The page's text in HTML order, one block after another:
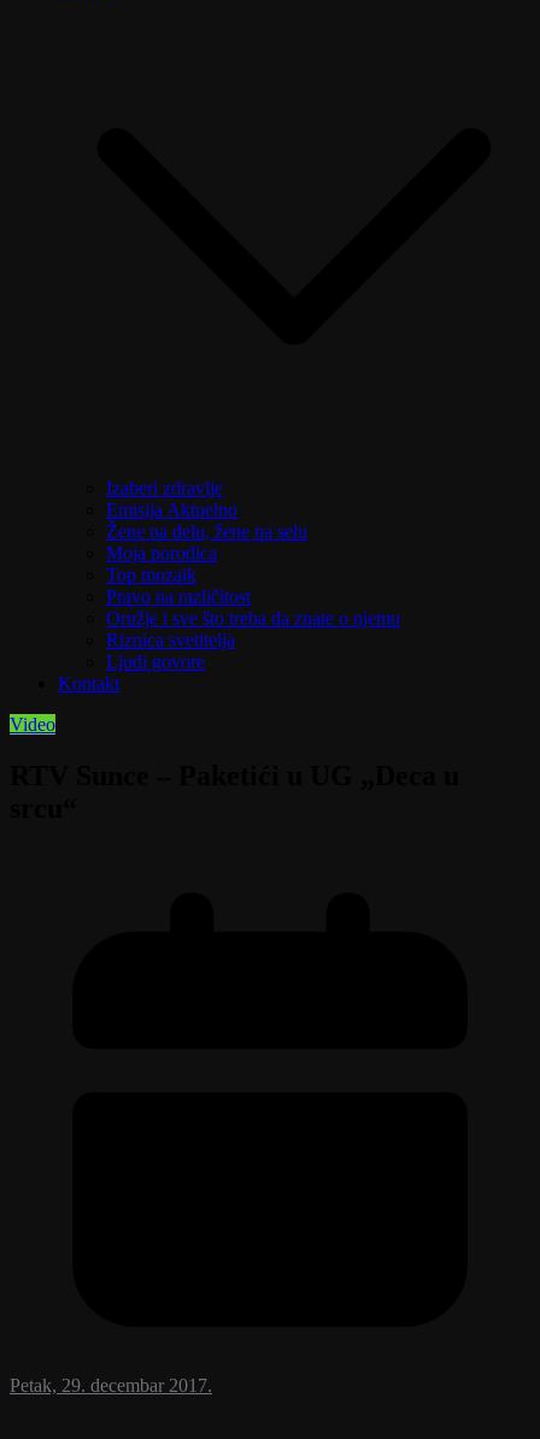
Izaberi zdravlje
Emisija Aktuelno
Žene na delu, žene na selu
Moja porodica
Top mozaik
Pravo na različitost
Oružje i sve što treba da znate o njemu
Riznica svetitelja
Ljudi govore
Kontakt
Video
Petak, 29. decembar 2017.